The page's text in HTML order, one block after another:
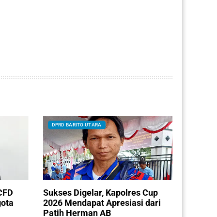
DPRD BARITO UTARA
Sukses Digelar, Kapolres Cup
2026 Mendapat Apresiasi dari
Patih Herman AB